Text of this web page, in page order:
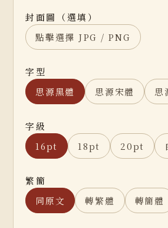
封面圖（選填）
點擊選擇 JPG / PNG
字型
思源黑體
思源宋體 思
字級
16pt
18pt 20pt
繁簡
同原文
轉繁體 轉簡體